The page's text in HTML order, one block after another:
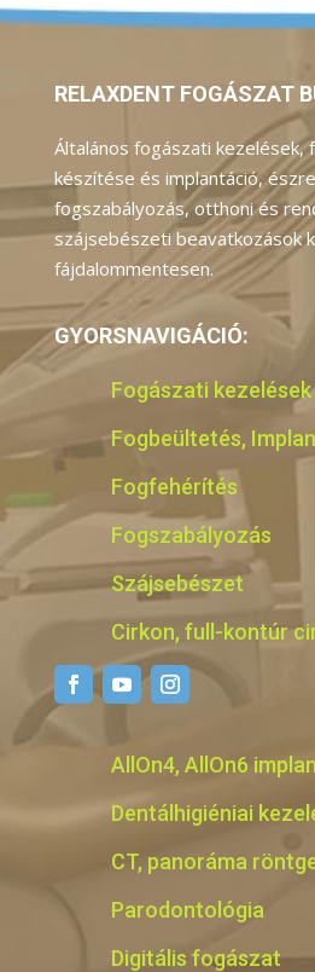
RELAXDENT FOGÁSZAT
Általános fogászati kezelések,
készítése és implantáció,
fogszabályozás, otthoni és
szájsebészeti beavatkozások
fájdalommentesen.
GYORSNAVIGÁCIÓ:
Fogászati kezelések
Fogbeültetés,
Fogfehérítés
Fogszabályozás
Szájsebészet
Cirkon, full-kontúr
AllOn4, AllOn6
Dentálhigiéniai
CT, panoráma
Parodontológia
Digitális fogászat